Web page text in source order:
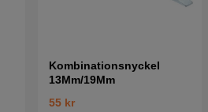
Kombinationsnyckel
13Mm/19Mm
55 kr